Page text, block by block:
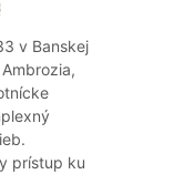
v Banskej
prístup ku